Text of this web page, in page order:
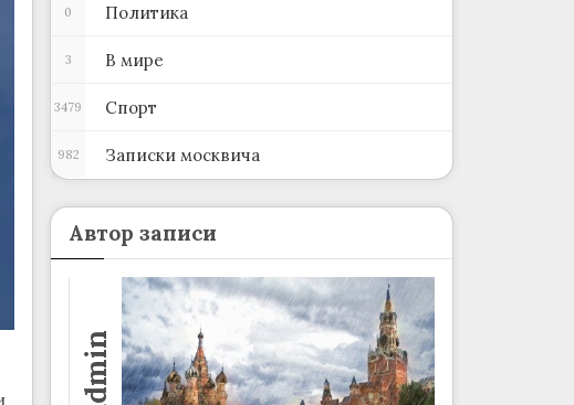
Политика
0
В мире
3
Спорт
3479
Записки москвича
982
Автор записи
admin